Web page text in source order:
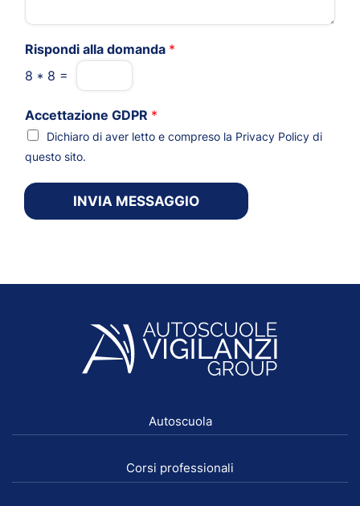
Rispondi alla domanda *
8 * 8 =
Accettazione GDPR *
Dichiaro di aver letto e compreso la Privacy Policy di
questo sito.
INVIA MESSAGGIO
Autoscuola
Corsi professionali